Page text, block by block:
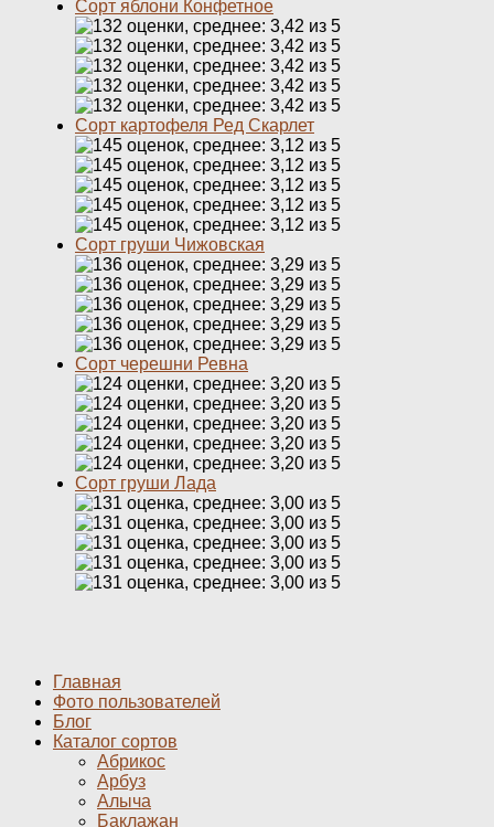
Сорт яблони Конфетное
Сорт картофеля Ред Скарлет
Сорт груши Чижовская
Сорт черешни Ревна
Сорт груши Лада
Главная
Фото пользователей
Блог
Каталог сортов
Абрикос
Арбуз
Алыча
Баклажан